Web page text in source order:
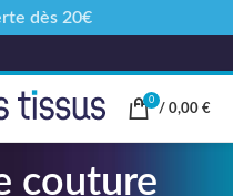
0
/ 0,00 €
couture
dès 20€